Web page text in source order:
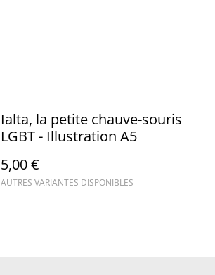
Ialta, la petite chauve-souris
LGBT - Illustration A5
5,00 €
AUTRES VARIANTES DISPONIBLES